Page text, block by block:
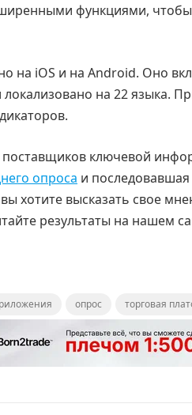
функциями,
на iOS и на Android. Оно
на 22 языка.
ключевой
опроса и
хотите высказать свое
результаты на нашем
опрос торговая